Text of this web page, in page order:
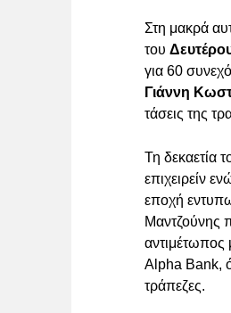
Στη μακρά
του
για 60
Γιάννη
τάσεις της
Τη δεκαετία
επιχειρείν
εποχή
Μαντζούνης
αντιμέτωπος
Alpha Bank,
τράπεζες.